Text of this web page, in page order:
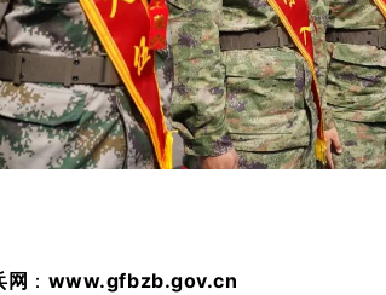
网 ： www.gfbzb.gov.cn